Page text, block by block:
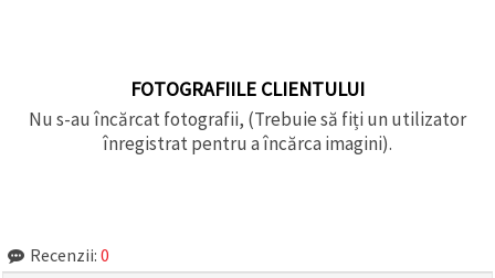
FOTOGRAFIILE CLIENTULUI
Nu s-au încărcat fotografii, (Trebuie să fiți un utilizator
înregistrat pentru a încărca imagini).
Recenzii: 0